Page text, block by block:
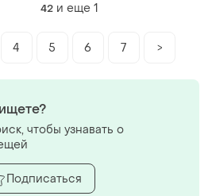
42 и еще 1
4 5 6 7 >
чтобы узнавать о
Подписаться